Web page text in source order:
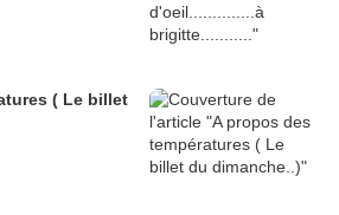
( Le billet